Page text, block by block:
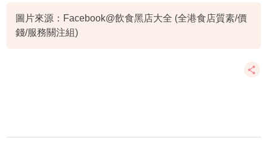
圖片來源：Facebook@飲食黑店大全 (全港食店質素/價
錢/服務關注組)